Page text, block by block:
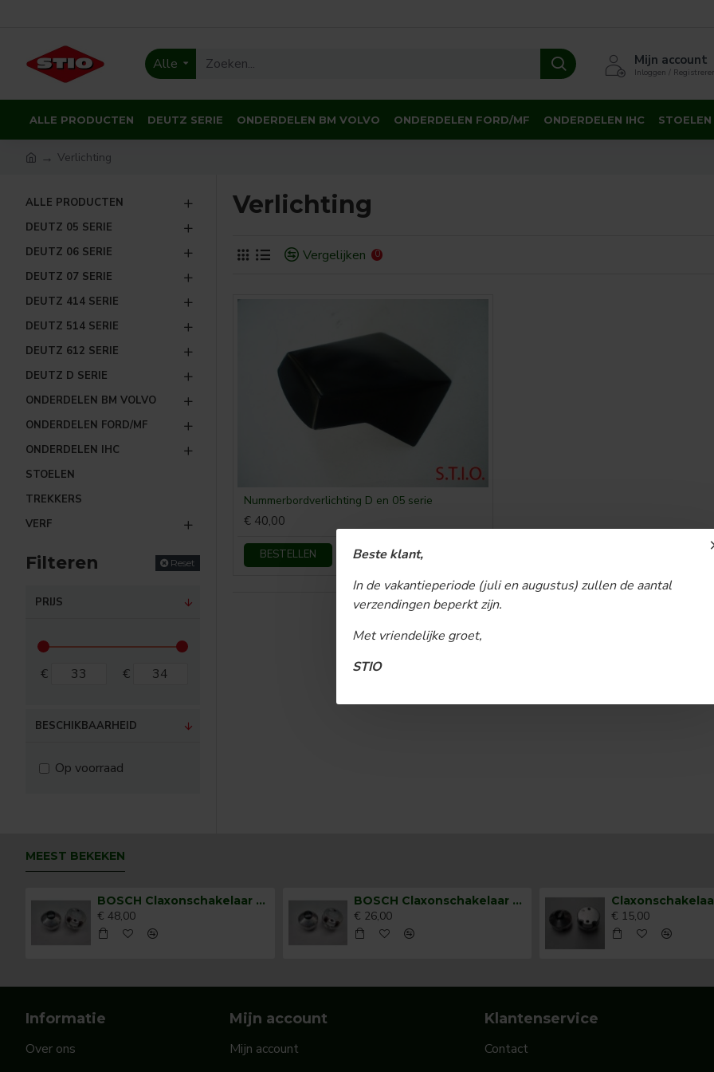
Beste klant,
In de vakantieperiode (juli en augustus) zullen de aantal
verzendingen beperkt zijn.
Met vriendelijke groet,
STIO
Alle Mijn account
Inloggen /
ALLE PRODUCTEN DEUTZ SERIE ONDERDELEN BM VOLVO ONDERDELEN FORD/MF ONDERDELEN IHC STOELEN
Verlichting
ALLE PRODUCTEN
DEUTZ 05 SERIE
DEUTZ 06 SERIE
DEUTZ 07 SERIE
DEUTZ 414 SERIE
DEUTZ 514 SERIE
DEUTZ 612 SERIE
DEUTZ D SERIE
ONDERDELEN BM VOLVO
ONDERDELEN FORD/MF
ONDERDELEN IHC
STOELEN
TREKKERS
VERF
Filteren Reset
PRIJS
€ €
BESCHIKBAARHEID
Op voorraad
Verlichting
Vergelijken 0
Nummerbordverlichting D en 05 serie
€ 40,00
BESTELLEN
U bent aan het einde van de lijst
MEEST BEKEKEN
BOSCH Claxonschakelaar opbouw ⌀ 35 mm 0343013001
€ 48,00
BOSCH Claxonschakelaar opbouw ⌀26 mm 0343007001
€ 26,00 € 15,00
Informatie
Over ons
Mijn account
Mijn account
Klantenservice
Contact